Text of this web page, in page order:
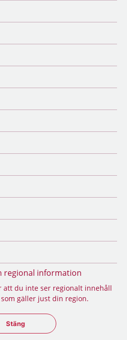
regional information
att du inte ser regionalt innehåll
gäller just din region.
Stäng regionsväljaren
Stäng